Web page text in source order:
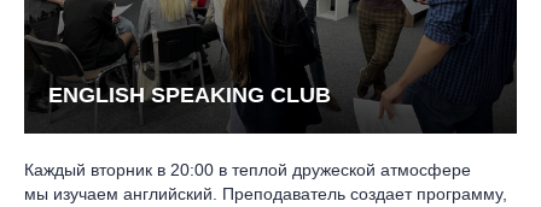
ENGLISH SPEAKING CLUB
Каждый вторник в 20:00 в теплой дружеской атмосфере
мы изучаем английский. Преподаватель создает программу,